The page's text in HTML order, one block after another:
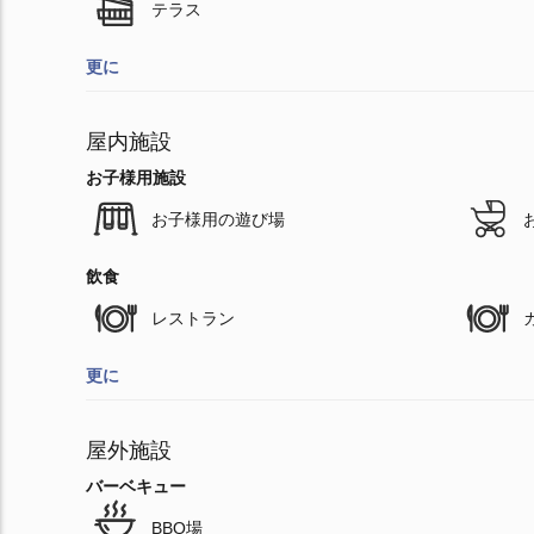
テラス
更に
屋内施設
お子様用施設
お子様用の遊び場
飲食
レストラン
更に
屋外施設
バーベキュー
BBQ場